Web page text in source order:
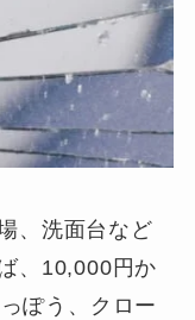
、洗面台など
、10,000円か
ぽう、クロー